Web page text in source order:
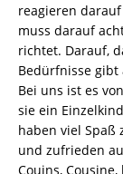
reagieren
muss darauf
richtet. Darauf,
Bedürfnisse
Bei uns ist es
sie ein
haben viel Spaß
und zufrieden
Couins,